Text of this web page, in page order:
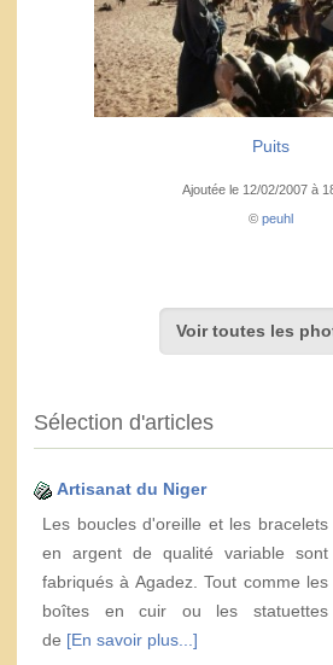
Puits
Ajoutée le 12/02/2007 à
© peuhl
Voir toutes les
Sélection d'articles
Artisanat du Niger
Les boucles d'oreille et les bracelets
en argent de qualité variable sont
fabriqués à Agadez. Tout comme les
boîtes en cuir ou les statuettes
de [En savoir plus...]